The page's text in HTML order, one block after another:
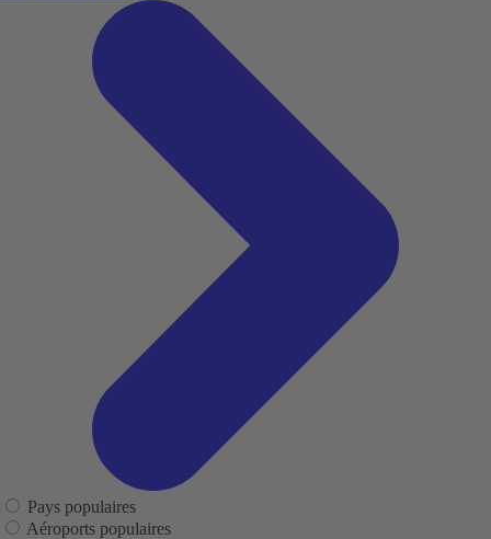
Pays populaires
Aéroports populaires